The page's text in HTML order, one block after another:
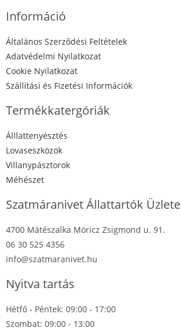
Információ
Általános Szerződési Feltételek
Adatvédelmi Nyilatkozat
Cookie Nyilatkozat
Szállítási és Fizetési Információk
Termékkatergóriák
Álllattenyésztés
Lovaseszközök
Villanypásztorok
Méhészet
Szatmáranivet Állattartók Üzlete
4700 Mátészalka Móricz Zsigmond u. 91.
06 30 525 4356
info@szatmaranivet.hu
Nyitva tartás
Hétfő - Péntek: 09:00 - 17:00
Szombat: 09:00 - 13:00